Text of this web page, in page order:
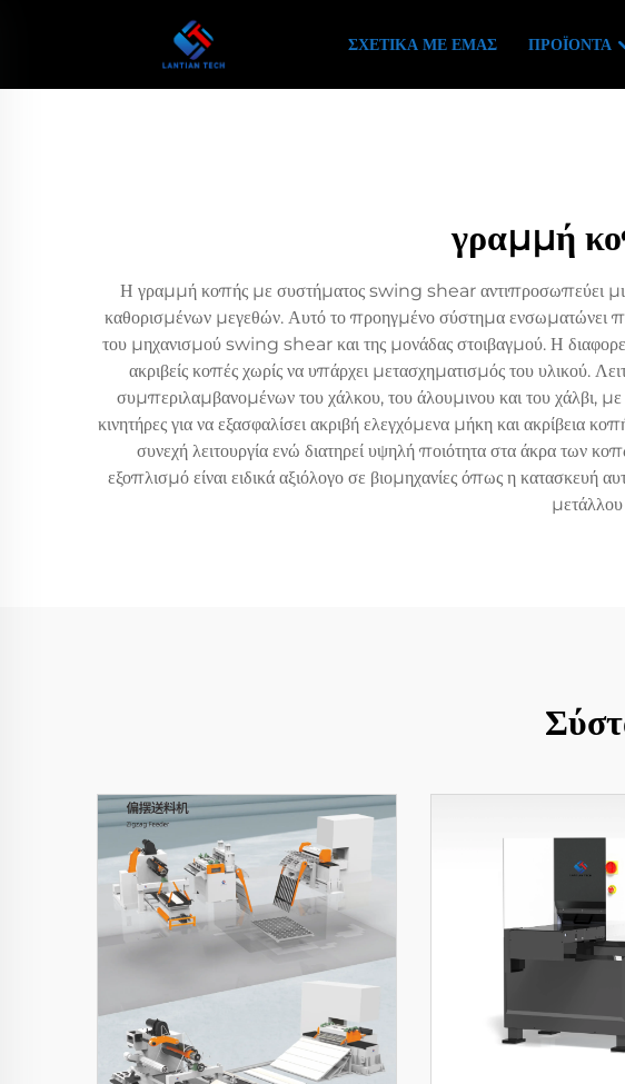
ΣΧΕΤΙΚΆ ΜΕ ΕΜΆΣ ΠΡΟΪΌΝΤΑ
γραμμή
Η γραμμή κοπής με συστήματος swing shear αντιπροσωπεύει
καθορισμένων μεγεθών. Αυτό το προηγμένο σύστημα ενσωματώνει
του μηχανισμού swing shear και της μονάδας στοιβαγμού. Η
ακριβείς κοπές χωρίς να υπάρχει μετασχηματισμός του υλικού.
συμπεριλαμβανομένων του χάλκου, του άλουμινου και του
κινητήρες για να εξασφαλίσει ακριβή ελεγχόμενα μήκη και
συνεχή λειτουργία ενώ διατηρεί υψηλή ποιότητα στα άκρα των
εξοπλισμό είναι ειδικά αξιόλογο σε βιομηχανίες όπως η κατασκευή
μετάλλου